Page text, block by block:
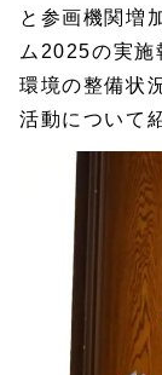
と参画機関増
ム2025の実施
環境の整備状
活動について